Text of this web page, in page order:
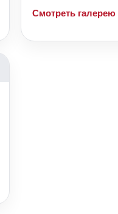
Смотреть